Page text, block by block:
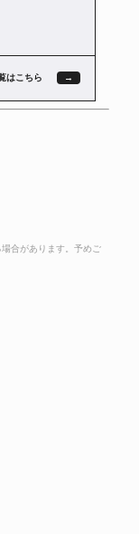
はこちら
合があります。予めご